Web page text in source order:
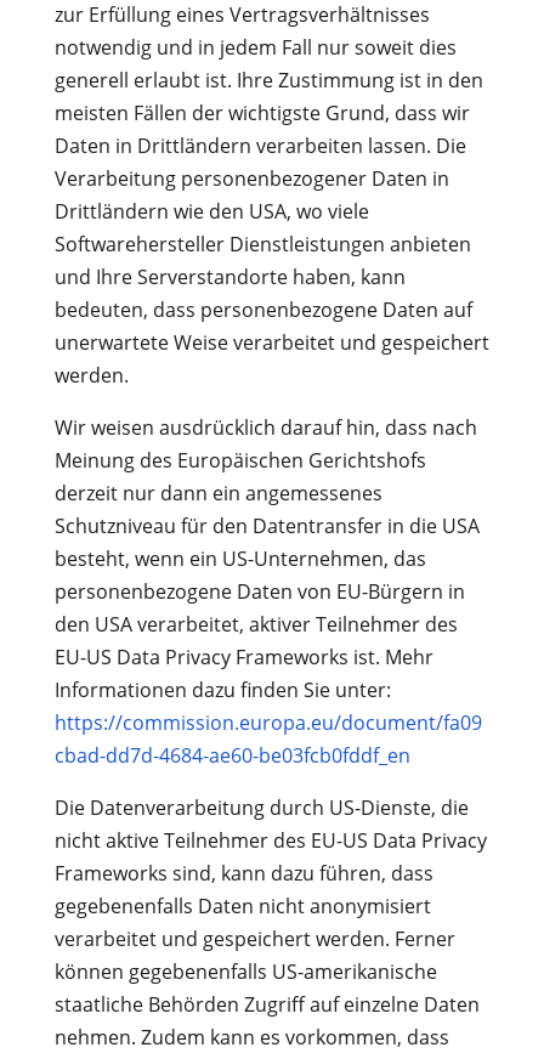
zur Erfüllung eines Vertragsverhältnisses
notwendig und in jedem Fall nur soweit dies
generell erlaubt ist. Ihre Zustimmung ist in den
meisten Fällen der wichtigste Grund, dass wir
Daten in Drittländern verarbeiten lassen. Die
Verarbeitung personenbezogener Daten in
Drittländern wie den USA, wo viele
Softwarehersteller Dienstleistungen anbieten
und Ihre Serverstandorte haben, kann
bedeuten, dass personenbezogene Daten auf
unerwartete Weise verarbeitet und gespeichert
werden.
Wir weisen ausdrücklich darauf hin, dass nach
Meinung des Europäischen Gerichtshofs
derzeit nur dann ein angemessenes
Schutzniveau für den Datentransfer in die USA
besteht, wenn ein US-Unternehmen, das
personenbezogene Daten von EU-Bürgern in
den USA verarbeitet, aktiver Teilnehmer des
EU-US Data Privacy Frameworks ist. Mehr
Informationen dazu finden Sie unter:
https://commission.europa.eu/document/fa09
cbad-dd7d-4684-ae60-be03fcb0fddf_en
Die Datenverarbeitung durch US-Dienste, die
nicht aktive Teilnehmer des EU-US Data Privacy
Frameworks sind, kann dazu führen, dass
gegebenenfalls Daten nicht anonymisiert
verarbeitet und gespeichert werden. Ferner
können gegebenenfalls US-amerikanische
staatliche Behörden Zugriff auf einzelne Daten
nehmen. Zudem kann es vorkommen, dass